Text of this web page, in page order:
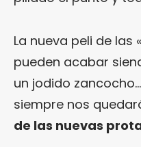
La nueva peli de las «
pueden acabar
un jodido
siempre nos
de las nuevas